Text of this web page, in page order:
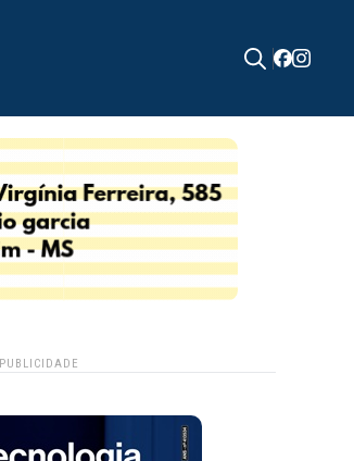
PUBLICIDADE